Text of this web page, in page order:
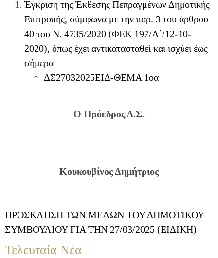
Έγκριση της Έκθεσης Πεπραγμένων Δημοτικής
Επιτροπής, σύμφωνα με την παρ. 3 του άρθρου
40 του Ν. 4735/2020 (ΦΕΚ 197/Α΄/12-10-
2020), όπως έχει αντικατασταθεί και ισχύει έως
σήμερα
ΔΣ27032025ΕΙΔ-ΘΕΜΑ 1οα
Ο Πρόεδρος Δ.Σ.
Κουκουβίνος Δημήτριος
ΠΡΟΣΚΛΗΣΗ ΤΩΝ ΜΕΛΩΝ ΤΟΥ ΔΗΜΟΤΙΚΟΥ
ΣΥΜΒΟΥΛΙΟΥ ΓΙΑ ΤΗΝ 27/03/2025 (ΕΙΔΙΚΗ)
Τελευταία Νέα